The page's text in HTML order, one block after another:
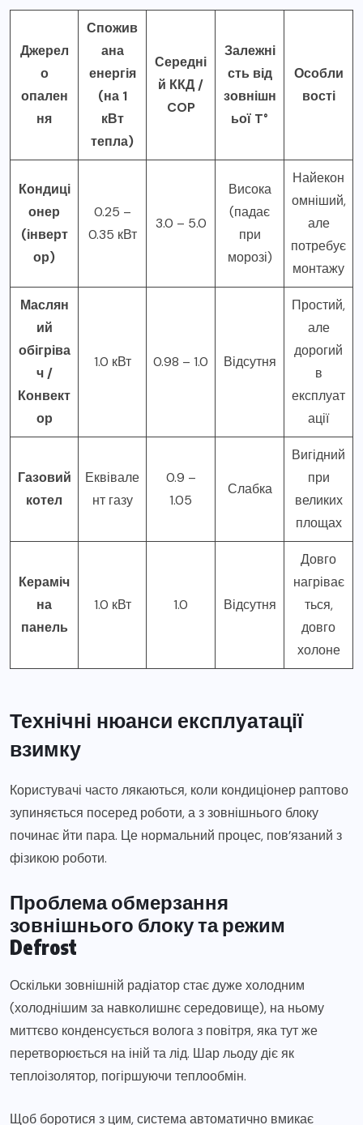
Джерел
о
опален
ня
Спожив
ана
енергія
(на 1
кВт
тепла)
Середні
й ККД /
COP
Залежні
сть від
зовнішн
ьої T°
Особли
вості
Кондиці
онер
(інверт
ор)
0.25 –
0.35 кВт
3.0 – 5.0
Висока
(падає
при
морозі)
Найекон
омніший,
але
потребує
монтажу
Маслян
ий
обігріва
ч /
Конвект
ор
1.0 кВт 0.98 – 1.0 Відсутня
Простий,
але
дорогий
в
експлуат
ації
Газовий
котел
Еквівале
нт газу
0.9 –
1.05
Слабка
Вигідний
при
великих
площах
Кераміч
на
панель
1.0 кВт 1.0 Відсутня
Довго
нагріває
ться,
довго
холоне
Технічні нюанси експлуатації
взимку
Користувачі часто лякаються, коли кондиціонер раптово
зупиняється посеред роботи, а з зовнішнього блоку
починає йти пара. Це нормальний процес, пов’язаний з
фізикою роботи.
Проблема обмерзання
зовнішнього блоку та режим
Defrost
Оскільки зовнішній радіатор стає дуже холодним
(холоднішим за навколишнє середовище), на ньому
миттєво конденсується волога з повітря, яка тут же
перетворюється на іній та лід. Шар льоду діє як
теплоізолятор, погіршуючи теплообмін.
Щоб боротися з цим, система автоматично вмикає